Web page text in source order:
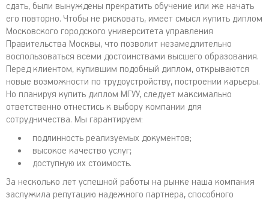
сдать, были вынуждены прекратить обучение или же начать
его повторно. Чтобы не рисковать, имеет смысл купить диплом
Московского городского университета управления
Правительства Москвы, что позволит незамедлительно
воспользоваться всеми достоинствами высшего образования.
Перед клиентом, купившим подобный диплом, открываются
новые возможности по трудоустройству, построении карьеры.
Но планируя купить диплом МГУУ, следует максимально
ответственно отнестись к выбору компании для
сотрудничества. Мы гарантируем:
подлинность реализуемых документов;
высокое качество услуг;
доступную их стоимость.
За несколько лет успешной работы на рынке наша компания
заслужила репутацию надежного партнера, способного